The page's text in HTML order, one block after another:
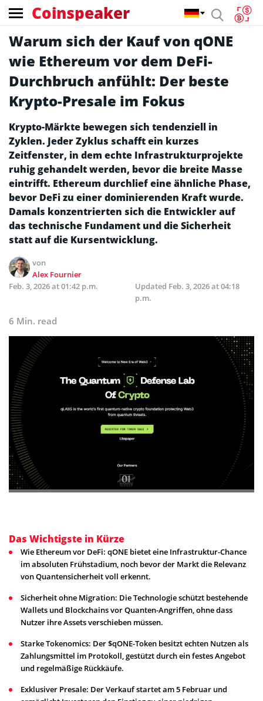
Coinspeaker
Warum sich der Kauf von qONE
wie Ethereum vor dem DeFi-
Durchbruch anfühlt: Der beste
Krypto-Presale im Fokus
Krypto-Märkte bewegen sich tendenziell in
Zyklen. Jeder Zyklus schafft ein kurzes
Zeitfenster, in dem echte Infrastrukturprojekte
ruhig gehandelt werden, bevor die breite Masse
eintrifft. Ethereum durchlief eine ähnliche Phase,
bevor DeFi zu einer dominierenden Kraft wurde.
Damals konzentrierten sich die Entwickler auf
das technische Fundament und die Sicherheit
statt auf die Kursentwicklung.
von
Alex Fournier
Feb. 3, 2026 at 01:42 p.m.
Updated Feb. 3, 2026 at 04:18
p.m.
6 Min. read
Das Wichtigste in Kürze
Wie Ethereum vor DeFi: qONE bietet eine Infrastruktur-Chance
im absoluten Frühstadium, noch bevor der Markt die Relevanz
von Quantensicherheit voll erkennt.
Sicherheit ohne Migration: Die Technologie schützt bestehende
Wallets und Blockchains vor Quanten-Angriffen, ohne dass
Nutzer ihre Assets verschieben müssen.
Starke Tokenomics: Der $qONE-Token besitzt echten Nutzen als
Zahlungsmittel im Protokoll, gestützt durch ein festes Angebot
und regelmäßige Rückkäufe.
Exklusiver Presale: Der Verkauf startet am 5 Februar und